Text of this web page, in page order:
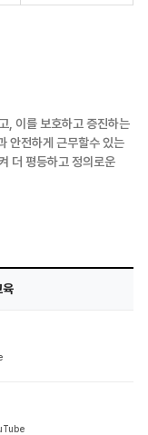
, 이를 보호하고 증진하는
안전하게 근무할수 있는
더 평등하고 정의로운
육